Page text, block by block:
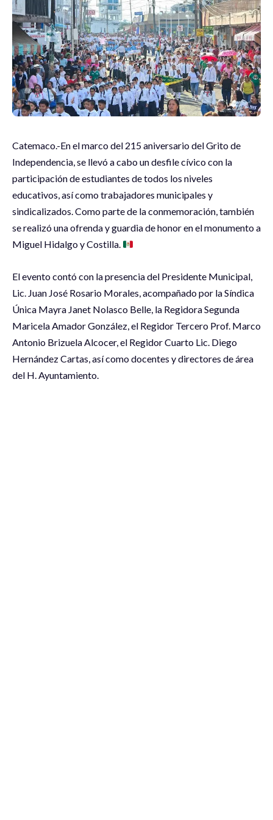
Catemaco.-En el marco del 215 aniversario del Grito de
Independencia, se llevó a cabo un desfile cívico con la
participación de estudiantes de todos los niveles
educativos, así como trabajadores municipales y
sindicalizados. Como parte de la conmemoración, también
se realizó una ofrenda y guardia de honor en el monumento a
Miguel Hidalgo y Costilla.
El evento contó con la presencia del Presidente Municipal,
Lic. Juan José Rosario Morales, acompañado por la Síndica
Única Mayra Janet Nolasco Belle, la Regidora Segunda
Maricela Amador González, el Regidor Tercero Prof. Marco
Antonio Brizuela Alcocer, el Regidor Cuarto Lic. Diego
Hernández Cartas, así como docentes y directores de área
del H. Ayuntamiento.